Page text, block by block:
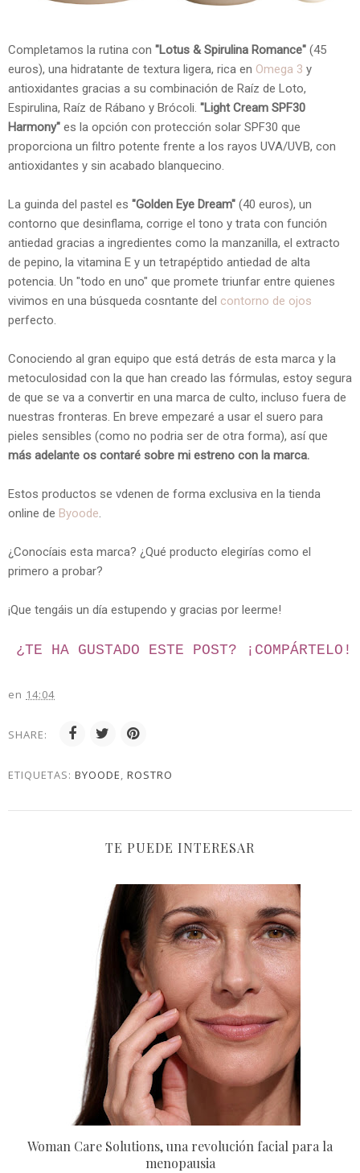
Completamos la rutina con "Lotus & Spirulina Romance" (45
euros), una hidratante de textura ligera, rica en Omega 3 y
antioxidantes gracias a su combinación de Raíz de Loto,
Espirulina, Raíz de Rábano y Brócoli. "Light Cream SPF30
Harmony" es la opción con protección solar SPF30 que
proporciona un filtro potente frente a los rayos UVA/UVB, con
antioxidantes y sin acabado blanquecino.
La guinda del pastel es "Golden Eye Dream" (40 euros), un
contorno que desinflama, corrige el tono y trata con función
antiedad gracias a ingredientes como la manzanilla, el extracto
de pepino, la vitamina E y un tetrapéptido antiedad de alta
potencia. Un "todo en uno" que promete triunfar entre quienes
vivimos en una búsqueda cosntante del contorno de ojos
perfecto.
Conociendo al gran equipo que está detrás de esta marca y la
metoculosidad con la que han creado las fórmulas, estoy segura
de que se va a convertir en una marca de culto, incluso fuera de
nuestras fronteras. En breve empezaré a usar el suero para
pieles sensibles (como no podria ser de otra forma), así que
más adelante os contaré sobre mi estreno con la marca.
Estos productos se vdenen de forma exclusiva en la tienda
online de Byoode.
¿Conocíais esta marca? ¿Qué producto elegirías como el
primero a probar?
¡Que tengáis un día estupendo y gracias por leerme!
¿TE HA GUSTADO ESTE POST? ¡ COMPÁRTELO!
en 14:04
SHARE:
ETIQUETAS: BYOODE, ROSTRO
TE PUEDE INTERESAR
Woman Care Solutions, una revolución facial para la
menopausia